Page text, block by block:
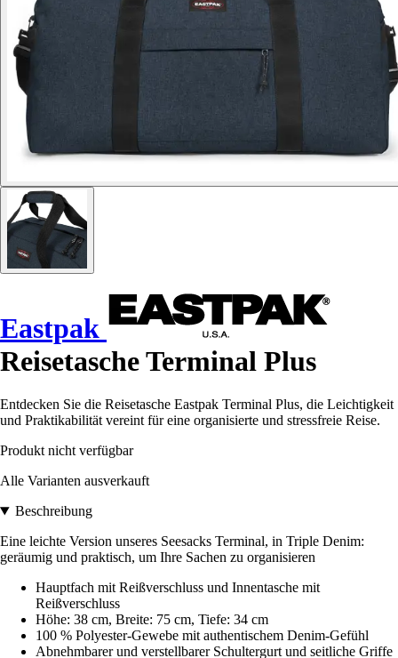
Eastpak
Reisetasche Terminal Plus
Entdecken Sie die Reisetasche Eastpak Terminal Plus, die Leichtigkeit
und Praktikabilität vereint für eine organisierte und stressfreie Reise.
Produkt nicht verfügbar
Alle Varianten ausverkauft
Beschreibung
Eine leichte Version unseres Seesacks Terminal, in Triple Denim:
geräumig und praktisch, um Ihre Sachen zu organisieren
Hauptfach mit Reißverschluss und Innentasche mit
Reißverschluss
Höhe: 38 cm, Breite: 75 cm, Tiefe: 34 cm
100 % Polyester-Gewebe mit authentischem Denim-Gefühl
Abnehmbarer und verstellbarer Schultergurt und seitliche Griffe